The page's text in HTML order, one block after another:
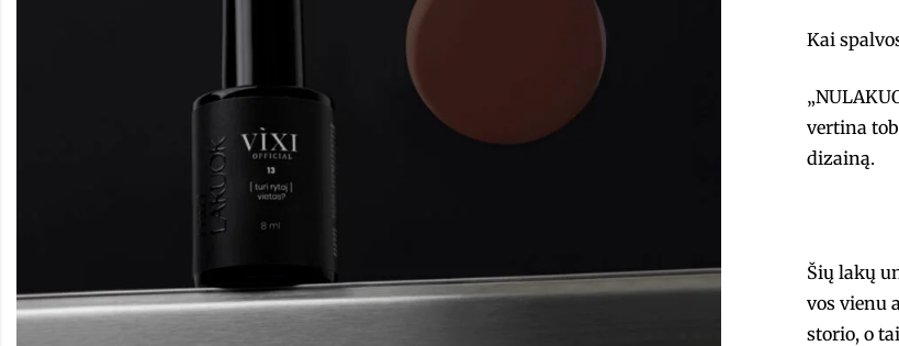
Kai
vertina
dizainą.
Šių lakų
vos vienu
storio, o